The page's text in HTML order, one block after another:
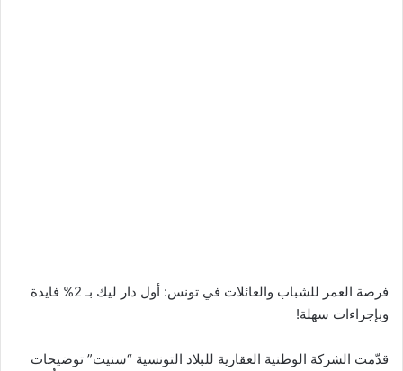
فرصة العمر للشباب والعائلات في تونس: أول دار ليك بـ 2% فايدة
وبإجراءات سهلة!
قدّمت الشركة الوطنية العقارية للبلاد التونسية “سنيت” توضيحات